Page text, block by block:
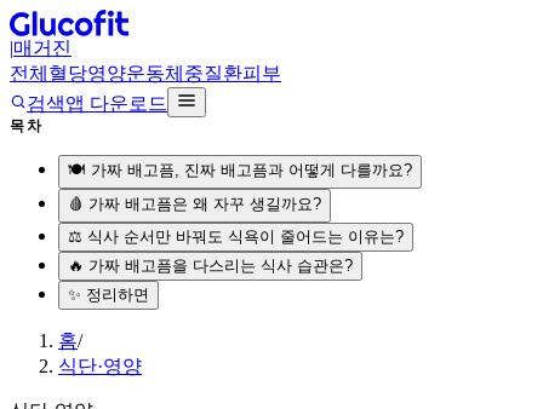
|매거진
전체 혈당영양운동체중질환피부
검색앱 다운로드
목차
🍽️ 가짜 배고픔, 진짜 배고픔과 어떻게 다를까요?
🩸 가짜 배고픔은 왜 자꾸 생길까요?
⚖️ 식사 순서만 바꿔도 식욕이 줄어드는 이유는?
🔥 가짜 배고픔을 다스리는 식사 습관은?
✨ 정리하면
홈/
식단·영양